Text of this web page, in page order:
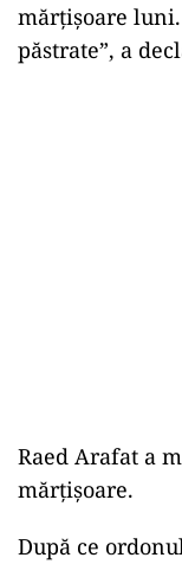
mărțișoare
păstrate”, a
Raed Arafat a
mărțișoare.
După ce